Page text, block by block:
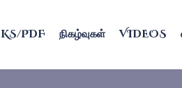
PDF நிகழ்வுகள் VIDEOS